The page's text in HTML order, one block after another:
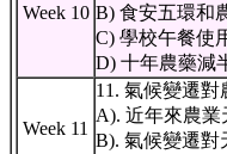
Week 10 B) 食安五環和
C) 學校午餐使
D) 十年農藥減
Week 11
11. 氣候變遷
A). 近年來農
B). 氣候變遷對